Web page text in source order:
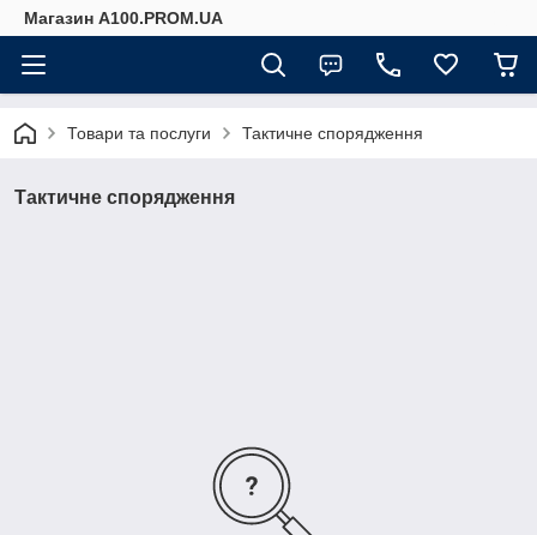
Магазин A100.PROM.UA
Товари та послуги Тактичне спорядження
Тактичне спорядження